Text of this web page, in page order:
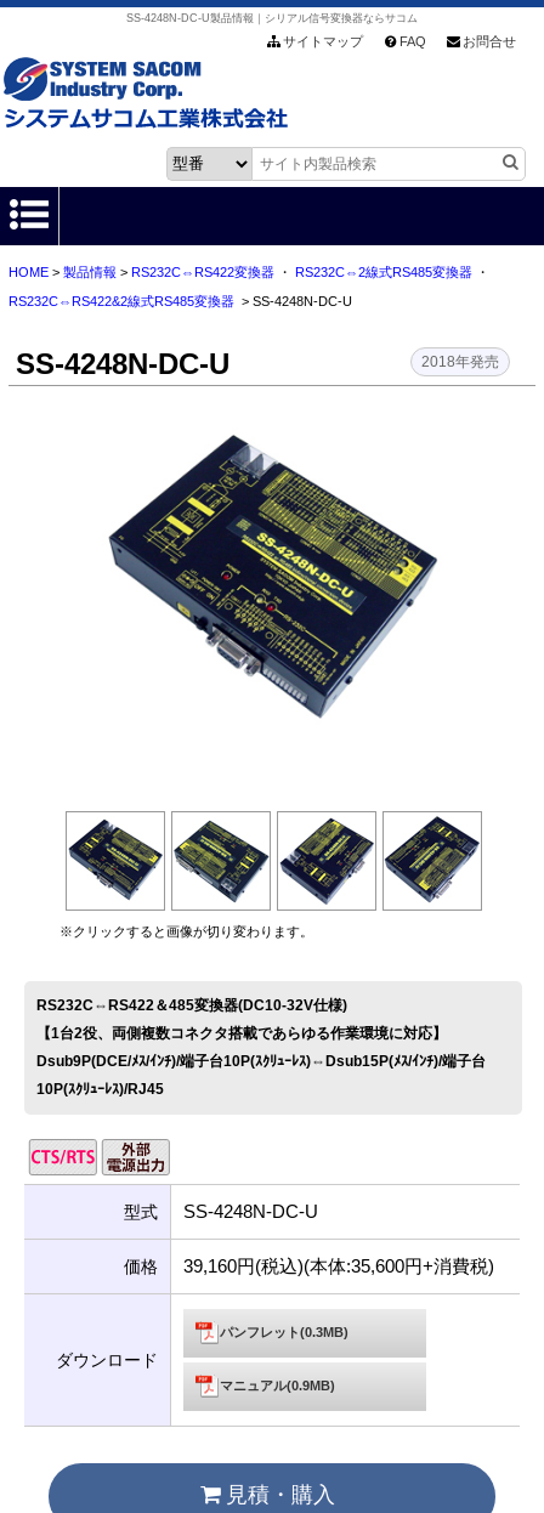
SS-4248N-DC-U製品情報｜シリアル信号変換器ならサコム
サイトマップ FAQ お問合せ
HOME
各種ダウンロード
お客様サポート
会社情報
お問い合わせ
HOME> 製品情報 > RS232C⇔RS422変換器・ RS232C⇔2線式RS485変換器・
RS232C⇔RS422&2線式RS485変換器> SS-4248N-DC-U
SS-4248N-DC-U 2018年発売
※クリックすると画像が切り変わります。
RS232C⇔RS422＆485変換器(DC10-32V仕様)
【1台2役、両側複数コネクタ搭載であらゆる作業環境に対応】
Dsub9P(DCE/ﾒｽ/ｲﾝﾁ)/端子台10P(ｽｸﾘｭｰﾚｽ)⇔Dsub15P(ﾒｽ/ｲﾝﾁ)/端子台
10P(ｽｸﾘｭｰﾚｽ)/RJ45
型式 SS-4248N-DC-U
価格 39,160円(税込)(本体:35,600円+消費税)
ダウンロード
パンフレット(0.3MB)
マニュアル(0.9MB)
見積・購入